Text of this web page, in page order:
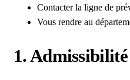
Contacter la ligne de
Vous rendre au
1.